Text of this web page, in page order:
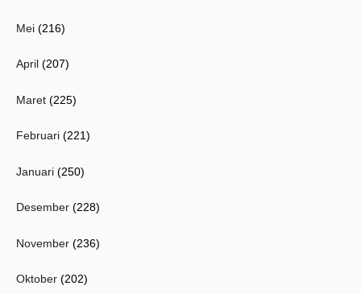
Mei (216)
April (207)
Maret (225)
Februari (221)
Januari (250)
Desember (228)
November (236)
Oktober (202)